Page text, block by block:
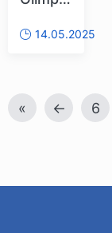
sport
ishtirok
14.05.2025
« ← 6